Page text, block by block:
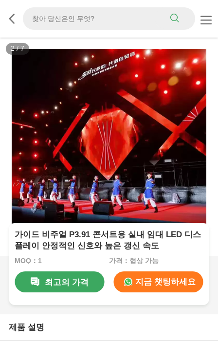
2/7
가이드 비주얼 P3.91 콘서트용 실내 임대 LED 디스
플레이 안정적인 신호와 높은 갱신 속도
MOQ：1 가격：협상 가능
최고의 가격 지금 챗팅하세요
제품 설명